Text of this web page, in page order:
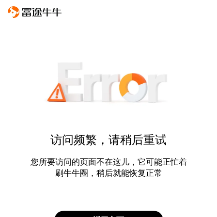
访问频繁，请稍后重试
您所要访问的页面不在这儿，它可能正忙着
刷牛牛圈，稍后就能恢复正常